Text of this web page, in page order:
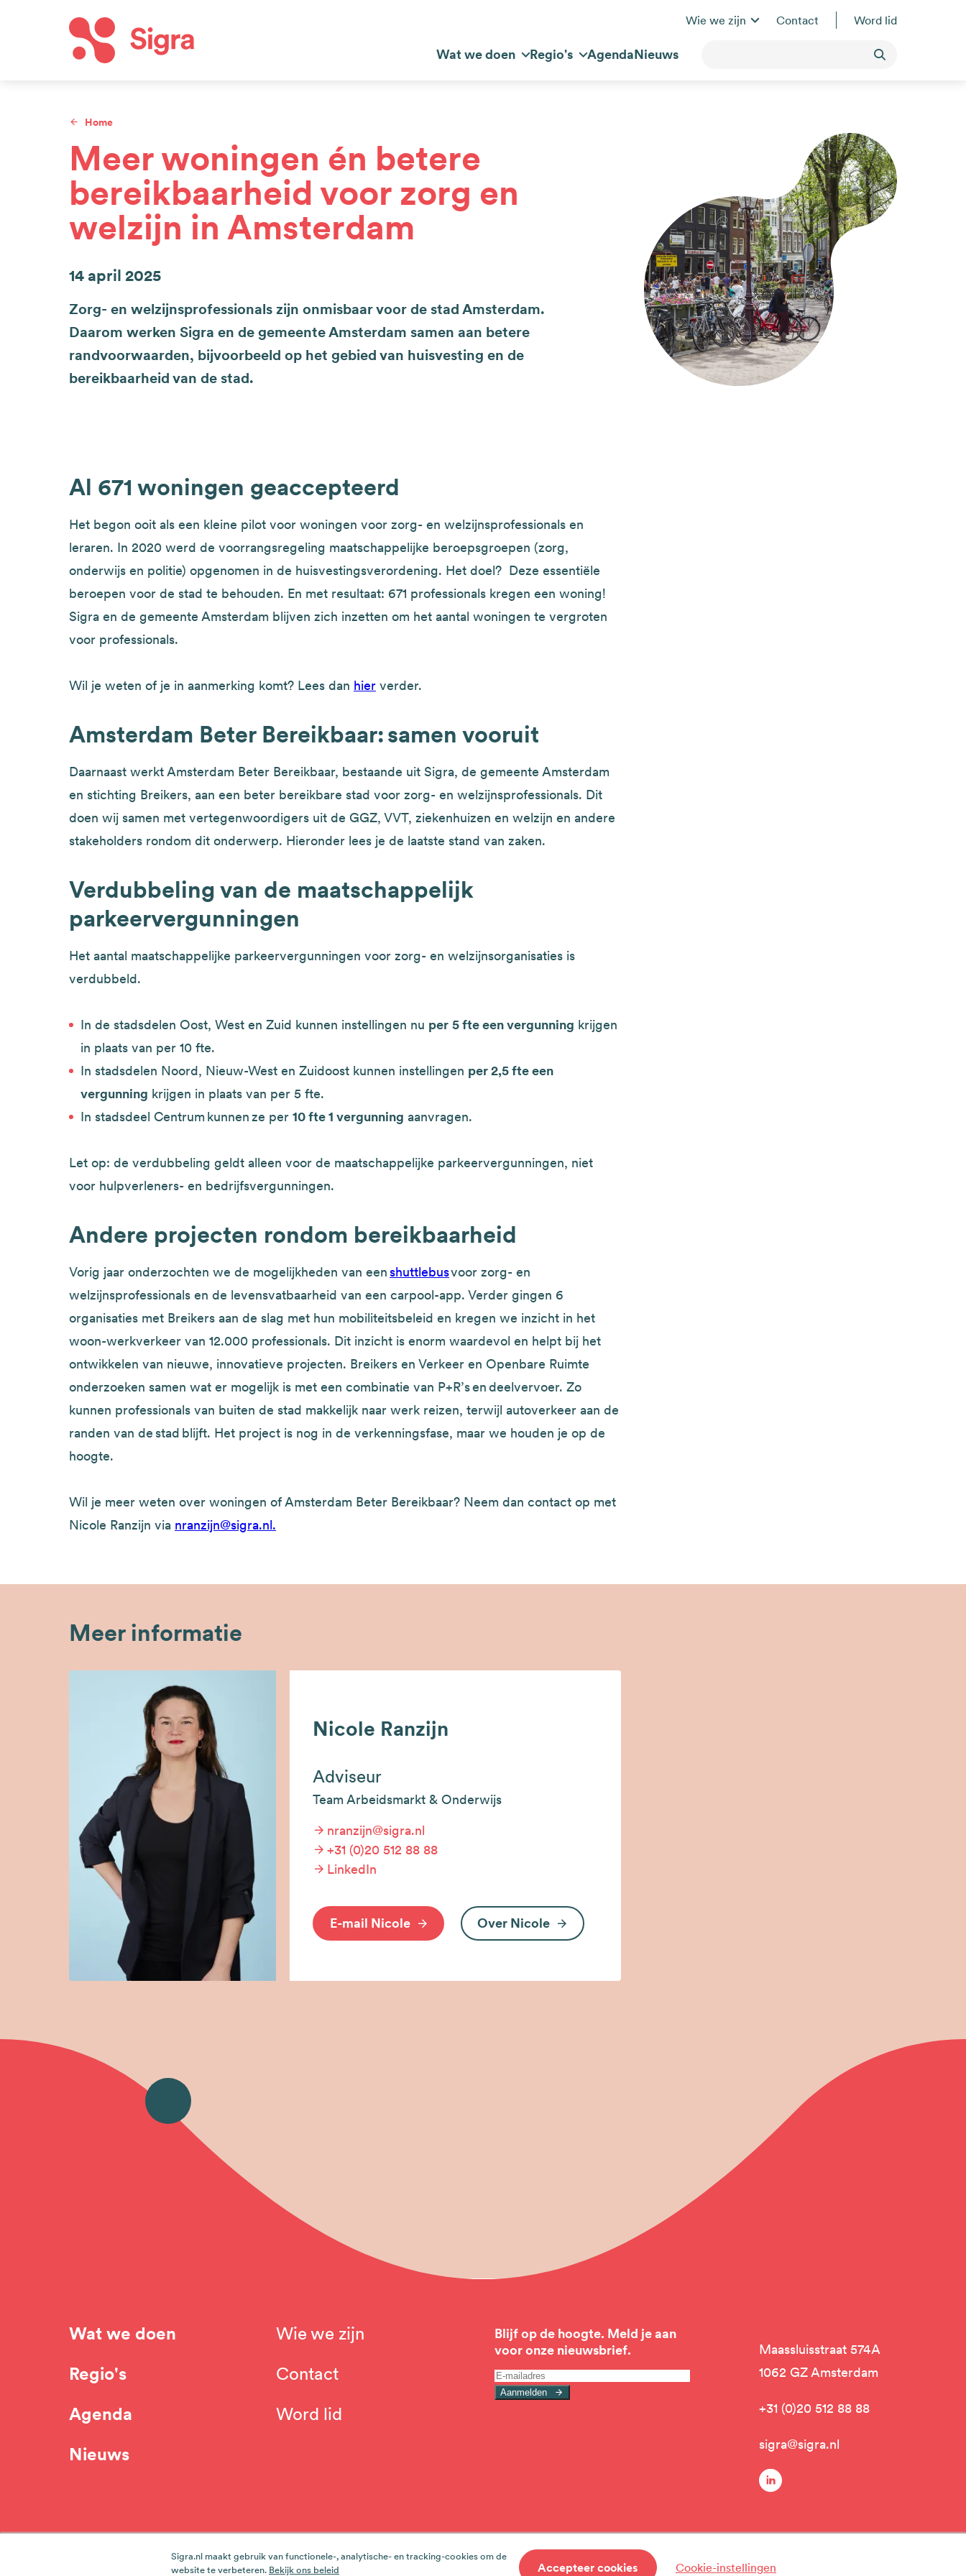
Top
Wie we zijn Contact Word lid
Wat we doen Regio's AgendaNieuws
Kruimelpad
Home
Meer woningen én betere
bereikbaarheid voor zorg en
welzijn in Amsterdam
14 april 2025
Zorg- en welzijnsprofessionals zijn onmisbaar voor de stad Amsterdam.
Daarom werken Sigra en de gemeente Amsterdam samen aan betere
randvoorwaarden, bijvoorbeeld op het gebied van huisvesting en de
bereikbaarheid van de stad.
Al 671 woningen geaccepteerd
Het begon ooit als een kleine pilot voor woningen voor zorg- en welzijnsprofessionals en
leraren. In 2020 werd de voorrangsregeling maatschappelijke beroepsgroepen (zorg,
onderwijs en politie) opgenomen in de huisvestingsverordening. Het doel? Deze essentiële
beroepen voor de stad te behouden. En met resultaat: 671 professionals kregen een woning!
Sigra en de gemeente Amsterdam blijven zich inzetten om het aantal woningen te vergroten
voor professionals.
Wil je weten of je in aanmerking komt? Lees dan hier verder.
Amsterdam Beter Bereikbaar:samen vooruit
Daarnaast werkt Amsterdam Beter Bereikbaar, bestaande uit Sigra, de gemeente Amsterdam
en stichting Breikers, aan een beter bereikbare stad voor zorg- en welzijnsprofessionals. Dit
doen wij samen met vertegenwoordigers uit de GGZ, VVT, ziekenhuizen en welzijn en andere
stakeholders rondom dit onderwerp. Hieronder lees je de laatste stand van zaken.
Verdubbeling van de maatschappelijk
parkeervergunningen
Het aantal maatschappelijke parkeervergunningen voor zorg- en welzijnsorganisaties is
verdubbeld.
In de stadsdelen Oost, West en Zuid kunnen instellingen nu per 5 fte een vergunning krijgen
in plaats van per 10 fte.
In stadsdelen Noord, Nieuw-West en Zuidoost kunnen instellingen per 2,5 fte een
vergunning krijgen in plaats van per 5 fte.
In stadsdeel Centrum kunnen ze per 10 fte 1 vergunning aanvragen.
Let op: de verdubbeling geldt alleen voor de maatschappelijke parkeervergunningen, niet
voor hulpverleners- en bedrijfsvergunningen.
Andere projecten rondom bereikbaarheid
Vorig jaar onderzochten we de mogelijkheden van eenshuttlebusvoor zorg- en
welzijnsprofessionals en de levensvatbaarheid van een carpool-app. Verder gingen 6
organisaties met Breikers aan de slag met hun mobiliteitsbeleid en kregen we inzicht in het
woon-werkverkeer van 12.000 professionals. Dit inzicht is enorm waardevol en helpt bij het
ontwikkelen van nieuwe, innovatieve projecten. Breikers en Verkeer en Openbare Ruimte
onderzoeken samen wat er mogelijk is met een combinatie van P+R’s en deelvervoer. Zo
kunnen professionals van buiten de stad makkelijk naar werk reizen, terwijl autoverkeer aan de
randen van de stad blijft. Het project is nog in de verkenningsfase, maar we houden je op de
hoogte.
Wil je meer weten over woningen of Amsterdam Beter Bereikbaar? Neem dan contact op met
Nicole Ranzijn via nranzijn@sigra.nl.
Meer informatie
Nicole Ranzijn
Adviseur
Team Arbeidsmarkt & Onderwijs
nranzijn@sigra.nl
+31 (0)20 512 88 88
LinkedIn
E-mail Nicole Over Nicole
Wat we doen
Regio's
Agenda
Nieuws
Wie we zijn
Contact
Word lid
Blijf op de hoogte. Meld je aan
voor onze nieuwsbrief.
Aanmelden
Maassluisstraat 574A
1062 GZ Amsterdam
+31 (0)20 512 88 88
sigra@sigra.nl
Sigra.nl maakt gebruik van functionele-, analytische- en tracking-cookies om de
website te verbeteren. Bekijk ons beleid Accepteer cookies Cookie-instellingen